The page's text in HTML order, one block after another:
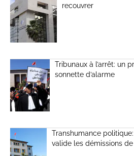
recouvrer
Tribunaux à l’arrêt: un
sonnette d’alarme
Transhumance
valide les démissions